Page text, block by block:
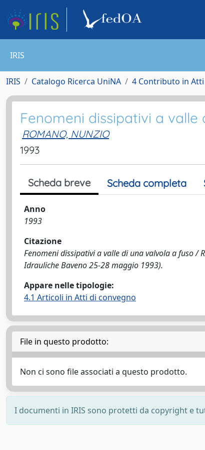
IRIS
IRIS Catalogo Ricerca UniNA 4 Contributo in
Fenomeni dissipativi a valle
ROMANO, NUNZIO
1993
Scheda breve Scheda completa
Anno
1993
Citazione
Fenomeni dissipativi a valle di una valvola a fuso /
Idrauliche Baveno 25-28 maggio 1993).
Appare nelle tipologie:
4.1 Articoli in Atti di convegno
File in questo prodotto:
Non ci sono file associati a questo prodotto.
I documenti in IRIS sono protetti da copyright e